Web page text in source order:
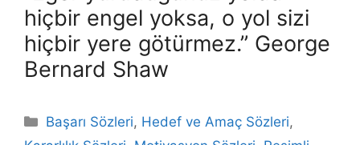
hiçbir engel yoksa, o yol sizi
hiçbir yere götürmez.” George
Bernard Shaw
Kategoriler
Başarı Sözleri, Hedef ve Amaç Sözleri,